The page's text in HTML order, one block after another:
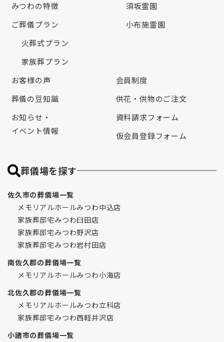
みつわの特徴
ご葬儀プラン
火葬式プラン
家族葬プラン
須坂霊園
小布施霊園
お客様の声
葬儀の豆知識
お知らせ・
イベント情報
会員制度
供花・供物のご注文
資料請求フォーム
仮会員登録フォーム
葬儀場を探す
佐久市の葬儀場一覧
メモリアルホールみつわ中込店
家族葬邸宅みつわ臼田店
家族葬邸宅みつわ野沢店
家族葬邸宅みつわ岩村田店
南佐久郡の葬儀場一覧
メモリアルホールみつわ小海店
北佐久郡の葬儀場一覧
メモリアルホールみつわ立科店
家族葬邸宅みつわ西軽井沢店
小諸市の葬儀場一覧